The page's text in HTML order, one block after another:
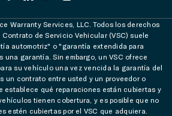
Warranty Services, LLC. Todos los derechos
de Servicio Vehicular (VSC) suele
automotriz" o "garantía extendida para
una garantía. Sin embargo, un VSC ofrece
su vehículo una vez vencida la garantía del
un contrato entre usted y un proveedor o
establece qué reparaciones están cubiertas y
tienen cobertura, y es posible que no
estén cubiertas por el VSC que adquiera.